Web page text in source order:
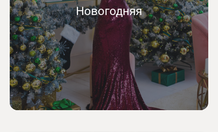
Новогодняя